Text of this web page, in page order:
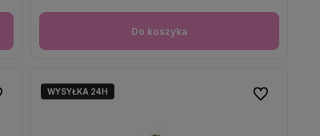
Do koszyka
ulubionychWYSYŁKA 24H Do ulubionych